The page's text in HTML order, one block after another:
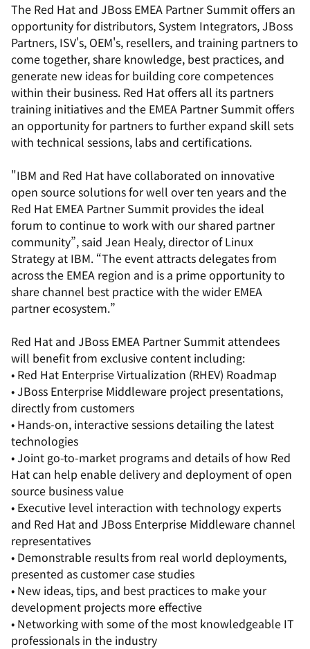
The Red Hat and JBoss EMEA Partner Summit offers an
opportunity for distributors, System Integrators, JBoss
Partners, ISV's, OEM's, resellers, and training partners to
come together, share knowledge, best practices, and
generate new ideas for building core competences
within their business. Red Hat offers all its partners
training initiatives and the EMEA Partner Summit offers
an opportunity for partners to further expand skill sets
with technical sessions, labs and certifications.
"IBM and Red Hat have collaborated on innovative
open source solutions for well over ten years and the
Red Hat EMEA Partner Summit provides the ideal
forum to continue to work with our shared partner
community”, said Jean Healy, director of Linux
Strategy at IBM. “The event attracts delegates from
across the EMEA region and is a prime opportunity to
share channel best practice with the wider EMEA
partner ecosystem.”
Red Hat and JBoss EMEA Partner Summit attendees
will benefit from exclusive content including:
• Red Hat Enterprise Virtualization (RHEV) Roadmap
• JBoss Enterprise Middleware project presentations,
directly from customers
• Hands-on, interactive sessions detailing the latest
technologies
• Joint go-to-market programs and details of how Red
Hat can help enable delivery and deployment of open
source business value
• Executive level interaction with technology experts
and Red Hat and JBoss Enterprise Middleware channel
representatives
• Demonstrable results from real world deployments,
presented as customer case studies
• New ideas, tips, and best practices to make your
development projects more effective
• Networking with some of the most knowledgeable IT
professionals in the industry